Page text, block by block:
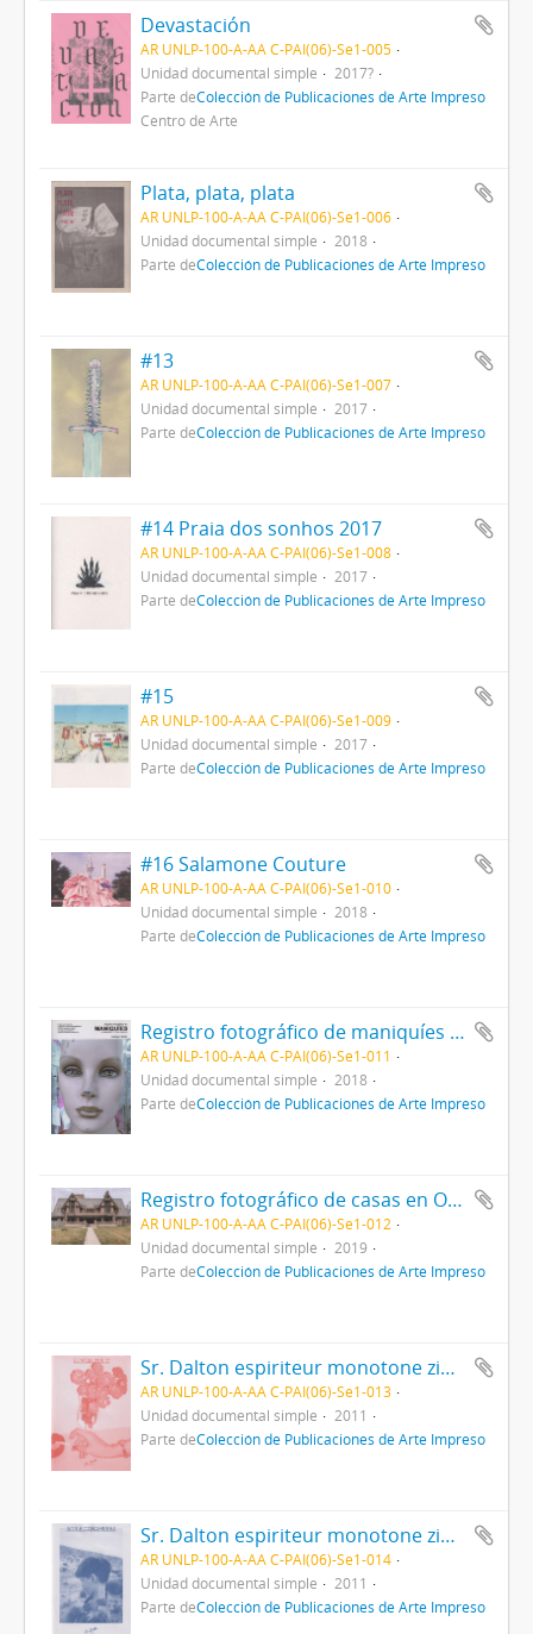
Devastación
AR UNLP-100-A-AA C-PAI(06)-Se1-005
Unidad documental simple
2017?
Parte deColección de Publicaciones de Arte Impreso
Centro de Arte
Plata, plata, plata
AR UNLP-100-A-AA C-PAI(06)-Se1-006
Unidad documental simple
2018
Parte deColección de Publicaciones de Arte Impreso
#13
AR UNLP-100-A-AA C-PAI(06)-Se1-007
Unidad documental simple
2017
Parte deColección de Publicaciones de Arte Impreso
#14 Praia dos sonhos 2017
AR UNLP-100-A-AA C-PAI(06)-Se1-008
Unidad documental simple
2017
Parte deColección de Publicaciones de Arte Impreso
#15
AR UNLP-100-A-AA C-PAI(06)-Se1-009
Unidad documental simple
2017
Parte deColección de Publicaciones de Arte Impreso
#16 Salamone Couture
AR UNLP-100-A-AA C-PAI(06)-Se1-010
Unidad documental simple
2018
Parte deColección de Publicaciones de Arte Impreso
Registro fotográfico de maniquíes en diagonal 80
AR UNLP-100-A-AA C-PAI(06)-Se1-011
Unidad documental simple
2018
Parte deColección de Publicaciones de Arte Impreso
Registro fotográfico de casas en Oak Park, Chicago
AR UNLP-100-A-AA C-PAI(06)-Se1-012
Unidad documental simple
2019
Parte deColección de Publicaciones de Arte Impreso
Sr. Dalton espiriteur monotone zine - Vol. 1
AR UNLP-100-A-AA C-PAI(06)-Se1-013
Unidad documental simple
2011
Parte deColección de Publicaciones de Arte Impreso
Sr. Dalton espiriteur monotone zine - Vol. 2
AR UNLP-100-A-AA C-PAI(06)-Se1-014
Unidad documental simple
2011
Parte deColección de Publicaciones de Arte Impreso